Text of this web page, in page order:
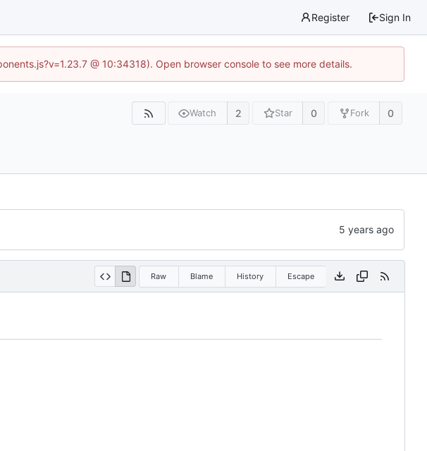
Register Sign In
@ 10:34318). Open browser console to see more details.
Watch 2 Star 0 Fork 0
Raw Blame History Escape